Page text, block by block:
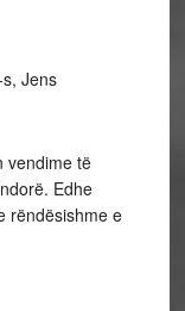
Jens
vendime të
Edhe
rëndësishme e